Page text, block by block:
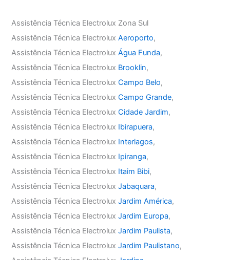
Assistência Técnica Electrolux Zona Sul
Assistência Técnica ElectroluxAeroporto,
Assistência Técnica ElectroluxÁgua Funda,
Assistência Técnica Electrolux Brooklin,
Assistência Técnica ElectroluxCampo Belo,
Assistência Técnica ElectroluxCampo Grande,
Assistência Técnica ElectroluxCidade Jardim,
Assistência Técnica Electrolux Ibirapuera,
Assistência Técnica Electrolux Interlagos,
Assistência Técnica Electrolux Ipiranga,
Assistência Técnica Electrolux Itaim Bibi,
Assistência Técnica ElectroluxJabaquara,
Assistência Técnica ElectroluxJardim América,
Assistência Técnica ElectroluxJardim Europa,
Assistência Técnica ElectroluxJardim Paulista,
Assistência Técnica ElectroluxJardim Paulistano,